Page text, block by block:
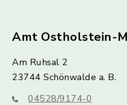
Amt Ostholstein-
Am Ruhsal 2
23744 Schönwalde a. B.
04528/9174-0